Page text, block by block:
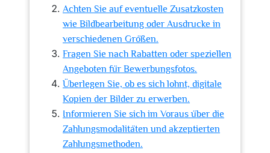
Achten Sie auf eventuelle Zusatzkosten
wie Bildbearbeitung oder Ausdrucke in
verschiedenen Größen.
Fragen Sie nach Rabatten oder speziellen
Angeboten für Bewerbungsfotos.
Überlegen Sie, ob es sich lohnt, digitale
Kopien der Bilder zu erwerben.
Informieren Sie sich im Voraus über die
Zahlungsmodalitäten und akzeptierten
Zahlungsmethoden.